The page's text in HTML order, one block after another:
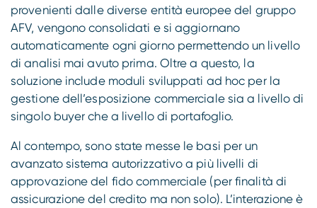
provenienti dalle diverse entità europee del gruppo
AFV, vengono consolidati e si aggiornano
automaticamente ogni giorno permettendo un livello
di analisi mai avuto prima. Oltre a questo, la
soluzione include moduli sviluppati ad hoc per la
gestione dell’esposizione commerciale sia a livello di
singolo buyer che a livello di portafoglio.
Al contempo, sono state messe le basi per un
avanzato sistema autorizzativo a più livelli di
approvazione del fido commerciale (per finalità di
assicurazione del credito ma non solo). L’interazione è